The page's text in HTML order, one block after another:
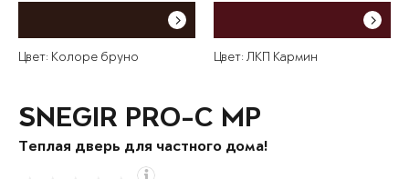
Цвет: Колоре бруно Цвет: ЛКП Кармин
SNEGIR PRO-C MP
Теплая дверь для частного дома!